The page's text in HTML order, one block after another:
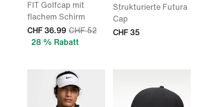
FIT Golfcap mit
flachem Schirm
CHF 36.99 CHF 52
28 % Rabatt
Strukturierte Futura
Cap
CHF 35